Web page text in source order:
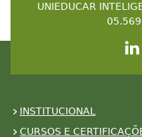
UNIEDUCAR
INSTITUCIONAL
CURSOS E